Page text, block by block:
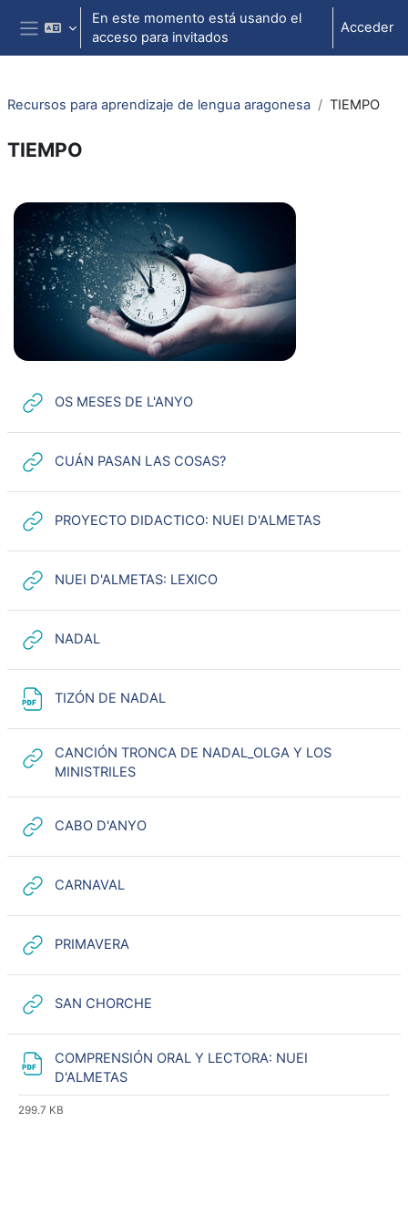
Salta al contenido principal
Panel lateral
En este momento está usando el
acceso para invitados
Acceder
Recursos para aprendizaje de lengua aragonesa TIEMPO
TIEMPO
Perfilado de sección
OS MESES DE L'ANYOURL
CUÁN PASAN LAS COSAS?URL
PROYECTO DIDACTICO: NUEI D'ALMETASURL
NUEI D'ALMETAS: LEXICOURL
NADAL
TIZÓN DE NADAL
CANCIÓN TRONCA DE NADAL_OLGA Y LOS
MINISTRILESURL
CABO D'ANYOURL
CARNAVAL
PRIMAVERA
SAN CHORCHE
COMPRENSIÓN ORAL Y LECTORA: NUEI
D'ALMETAS
299.7 KB